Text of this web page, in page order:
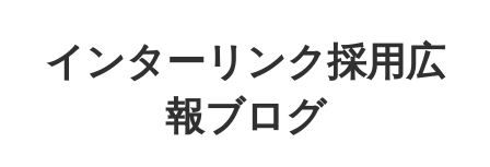
インターリンク採用広
報ブログ